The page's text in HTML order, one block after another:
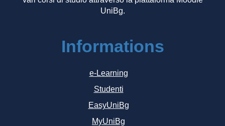
UniBg.
Informations
e-Learning
Studenti
EasyUniBg
MyUniBg